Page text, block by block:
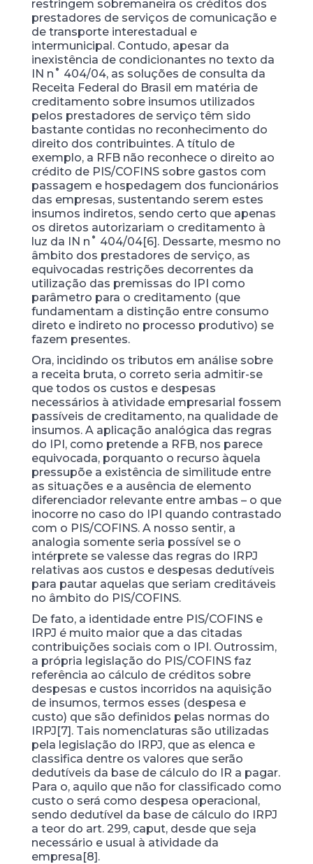
restringem sobremaneira os créditos dos
prestadores de serviços de comunicação e
de transporte interestadual e
intermunicipal. Contudo, apesar da
inexistência de condicionantes no texto da
IN n˚ 404/04, as soluções de consulta da
Receita Federal do Brasil em matéria de
creditamento sobre insumos utilizados
pelos prestadores de serviço têm sido
bastante contidas no reconhecimento do
direito dos contribuintes. A título de
exemplo, a RFB não reconhece o direito ao
crédito de PIS/COFINS sobre gastos com
passagem e hospedagem dos funcionários
das empresas, sustentando serem estes
insumos indiretos, sendo certo que apenas
os diretos autorizariam o creditamento à
luz da IN n˚ 404/04[6]. Dessarte, mesmo no
âmbito dos prestadores de serviço, as
equivocadas restrições decorrentes da
utilização das premissas do IPI como
parâmetro para o creditamento (que
fundamentam a distinção entre consumo
direto e indireto no processo produtivo) se
fazem presentes.
Ora, incidindo os tributos em análise sobre
a receita bruta, o correto seria admitir-se
que todos os custos e despesas
necessários à atividade empresarial fossem
passíveis de creditamento, na qualidade de
insumos. A aplicação analógica das regras
do IPI, como pretende a RFB, nos parece
equivocada, porquanto o recurso àquela
pressupõe a existência de similitude entre
as situações e a ausência de elemento
diferenciador relevante entre ambas – o que
inocorre no caso do IPI quando contrastado
com o PIS/COFINS. A nosso sentir, a
analogia somente seria possível se o
intérprete se valesse das regras do IRPJ
relativas aos custos e despesas dedutíveis
para pautar aquelas que seriam creditáveis
no âmbito do PIS/COFINS.
De fato, a identidade entre PIS/COFINS e
IRPJ é muito maior que a das citadas
contribuições sociais com o IPI. Outrossim,
a própria legislação do PIS/COFINS faz
referência ao cálculo de créditos sobre
despesas e custos incorridos na aquisição
de insumos, termos esses (despesa e
custo) que são definidos pelas normas do
IRPJ[7]. Tais nomenclaturas são utilizadas
pela legislação do IRPJ, que as elenca e
classifica dentre os valores que serão
dedutíveis da base de cálculo do IR a pagar.
Para o, aquilo que não for classificado como
custo o será como despesa operacional,
sendo dedutível da base de cálculo do IRPJ
a teor do art. 299, caput, desde que seja
necessário e usual à atividade da
empresa[8].